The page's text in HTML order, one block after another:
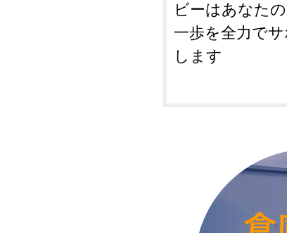
ビーはあなた
一歩を全力でサ
します